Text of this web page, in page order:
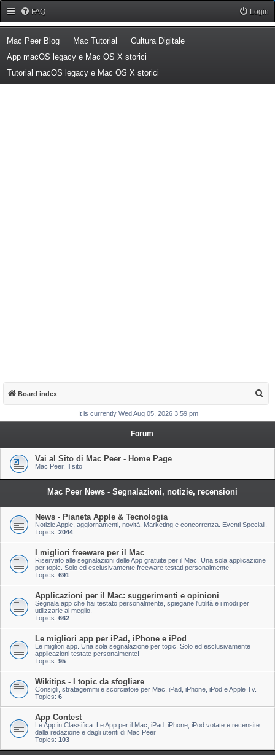
FAQ Login
Mac Peer Blog(Opens a new tab)
Mac Tutorial (Opens a new tab)
Cultura Digitale(Opens a new tab)
App macOS legacy e Mac OS X storici
Tutorial macOS legacy e Mac OS X storici
Board index
a
It is currently Wed Aug 05, 2026 3:59 pm
Forum
Vai al Sito di Mac Peer - Home Page
Mac Peer. Il sito
Mac Peer News - Segnalazioni, notizie, recensioni
News - Pianeta Apple & Tecnologia
Notizie Apple, aggiornamenti, novità. Marketing e concorrenza. Eventi Speciali.
Topics: 2044
I migliori freeware per il Mac
Riservato alle segnalazioni delle App gratuite per il Mac. Una sola applicazione
per topic. Solo ed esclusivamente freeware testati personalmente!
Topics: 691
Applicazioni per il Mac: suggerimenti e opinioni
Segnala app che hai testato personalmente, spiegane l'utilità e i modi per
utilizzarle al meglio.
Topics: 662
Le migliori app per iPad, iPhone e iPod
Le migliori app. Una sola segnalazione per topic. Solo ed esclusivamente
applicazioni testate personalmente!
Topics: 95
Wikitips - I topic da sfogliare
Consigli, stratagemmi e scorciatoie per Mac, iPad, iPhone, iPod e Apple Tv.
Topics: 6
App Contest
Le App in Classifica. Le App per il Mac, iPad, iPhone, iPod votate e recensite
dalla redazione e dagli utenti di Mac Peer
Topics: 103